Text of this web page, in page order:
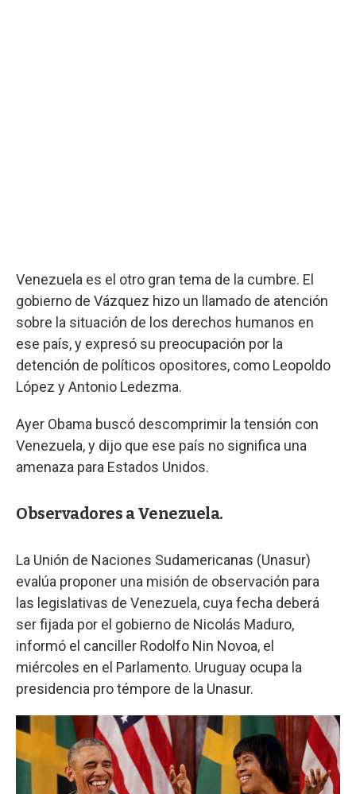
Venezuela es el otro gran tema de la cumbre. El
gobierno de Vázquez hizo un llamado de atención
sobre la situación de los derechos humanos en
ese país, y expresó su preocupación por la
detención de políticos opositores, como Leopoldo
López y Antonio Ledezma.
Ayer Obama buscó descomprimir la tensión con
Venezuela, y dijo que ese país no significa una
amenaza para Estados Unidos.
Observadores a Venezuela.
La Unión de Naciones Sudamericanas (Unasur)
evalúa proponer una misión de observación para
las legislativas de Venezuela, cuya fecha deberá
ser fijada por el gobierno de Nicolás Maduro,
informó el canciller Rodolfo Nin Novoa, el
miércoles en el Parlamento. Uruguay ocupa la
presidencia pro témpore de la Unasur.